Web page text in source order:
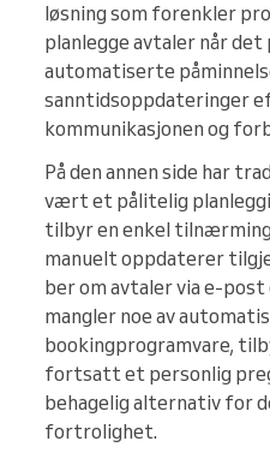
løsning som forenkler
planlegge avtaler når det
automatiserte
sanntidsoppdateringer
kommunikasjonen og
På den annen side har
vært et pålitelig
tilbyr en enkel
manuelt oppdaterer
ber om avtaler via e-
mangler noe av
bookingprogramvare,
fortsatt et personlig
behagelig alternativ for
fortrolighet.